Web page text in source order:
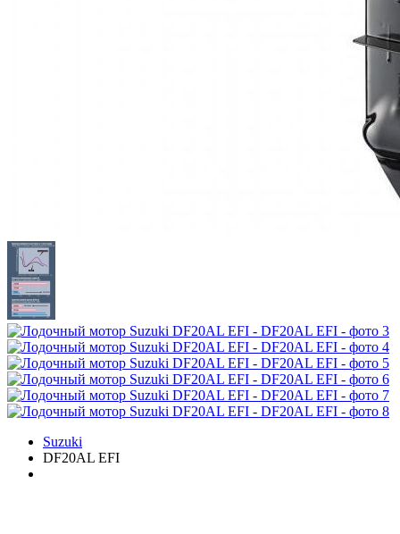
Suzuki
DF20AL EFI